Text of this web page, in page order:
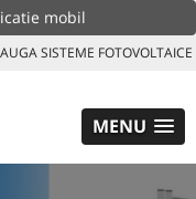
mobil
SISTEME FOTOVOLTAICE
MENU